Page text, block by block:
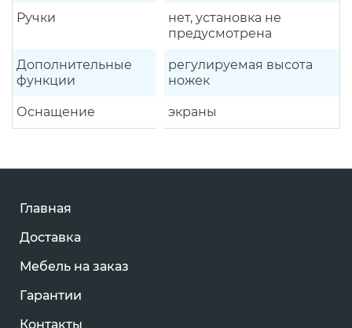
Ручки
нет, установка не
предусмотрена
Дополнительные
функции
регулируемая высота
ножек
Оснащение экраны
Главная
Доставка
Мебель на заказ
Гарантии
Контакты